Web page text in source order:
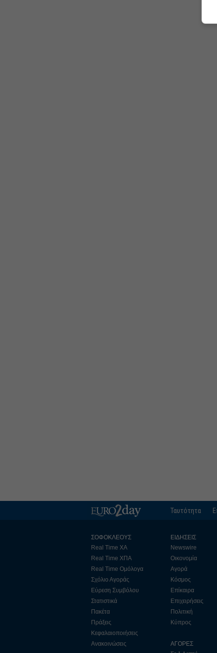
Ταυτότητα
ΣΟΦΟΚΛΕΟΥΣ
Real Time ΧΑ
Real Time ΧΠΑ
Real Time Ομόλογα
Σχόλιο Αγοράς
Εύρεση Συμβόλου
Στατιστικά
Πακέτα
Πράξεις
Κεφαλαιοποιήσεις
Ανακοινώσεις
ΕΙΔΗΣΕΙΣ
Newswire
Οικονομία
Αγορά
Κόσμος
Επίκαιρα
Επιχειρήσεις
Πολιτική
Κύπρος
ΑΓΟΡΕΣ